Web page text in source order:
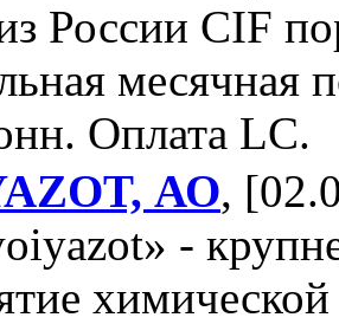
России CIF
месячная
Оплата LC.
АО,
-
химической